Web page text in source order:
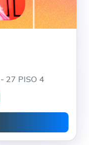
27 PISO 4